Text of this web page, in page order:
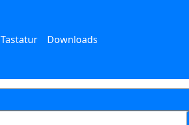
Tastatur Downloads